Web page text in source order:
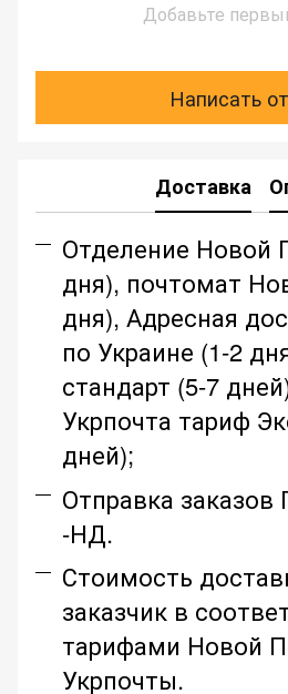
Добавьте
Написать
Доставка
Отделение Новой
дня), почтомат
дня), Адресная
по Украине (1-2
стандарт (5-7
Укрпочта тариф
дней);
Отправка
-НД.
Стоимость
заказчик в
тарифами Новой
Укрпочты.